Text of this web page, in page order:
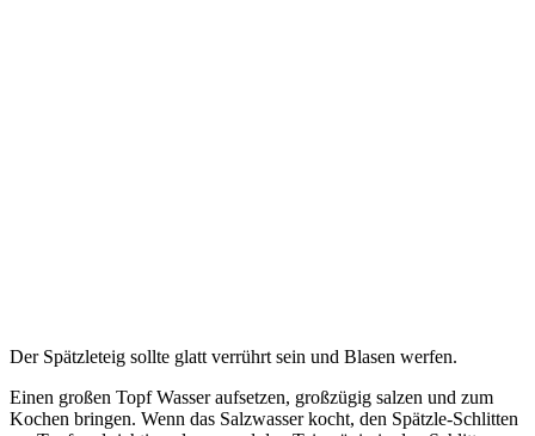
Der Spätzleteig sollte glatt verrührt sein und Blasen werfen.
Einen großen Topf Wasser aufsetzen, großzügig salzen und zum
Kochen bringen. Wenn das Salzwasser kocht, den Spätzle-Schlitten